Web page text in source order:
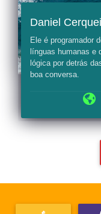
Daniel
Ele é programador
línguas humanas e
lógica por detrás
boa conversa.